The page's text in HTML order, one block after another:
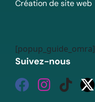
Création de site web
[popup_guide_omra]
Suivez-nous